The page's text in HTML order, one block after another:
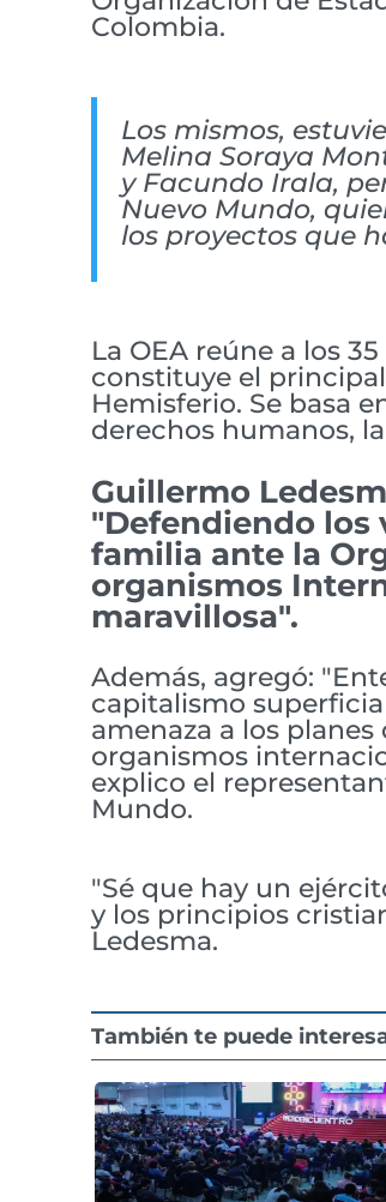
Colombia.
Los mismos,
Melina Soraya
y Facundo Irala,
Nuevo Mundo,
los proyectos que
La OEA reúne a los
constituye el
Hemisferio. Se basa
derechos humanos,
Guillermo
"Defendiendo los
familia ante la
organismos
maravillosa".
Además, agregó:
capitalismo
amenaza a los
organismos
explico el
Mundo.
"Sé que hay un
y los principios
Ledesma.
También te puede